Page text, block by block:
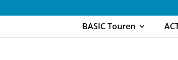
BASIC Touren